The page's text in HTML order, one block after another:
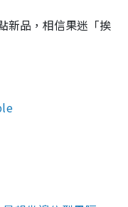
新品，相信果迷「挨